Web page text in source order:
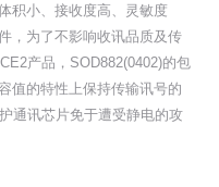
积小、接收度高、灵敏度
，为了不影响收讯品质及传
产品，SOD882(0402)的包
值的特性上保持传输讯号的
通讯芯片免于遭受静电的攻